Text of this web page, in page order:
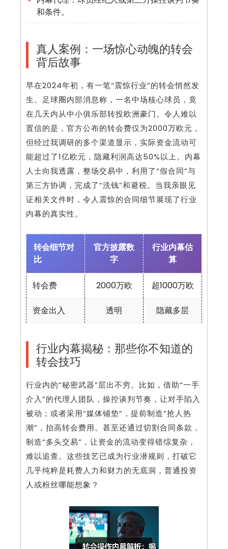
和条件。
真人案例：一场惊心动魄的转会
背后故事
早在2024年初，有一笔“震惊行业”的转会悄然发
生。足球圈内部消息称，一名中场核心球员，竟
在几天内从中小俱乐部转投欧洲豪门。令人难以
置信的是，官方公布的转会费仅为2000万欧元，
但经过我调研的多个渠道显示，实际资金流动可
能超过了1亿欧元，隐藏利润高达50%以上。内幕
人士向我透露，整场交易中，利用了“假合同”与
第三方协调，完成了“洗钱”和避税。当我亲眼见
证相关文件时，令人震惊的合同细节展现了行业
内幕的真实性。
转会细节对
比
官方披露数
字
行业内幕估
算
转会费 2000万欧 超1000万欧
资金出入 透明 隐藏多层
行业内幕揭秘：那些你不知道的
转会技巧
行业内的“秘密武器”层出不穷。比如，借助“一手
介入”的代理人团队，操控谈判节奏，让对手陷入
被动；或者采用“媒体铺垫”，提前制造“抢人热
潮”，抬高转会费用。甚至还通过切割合同条款，
制造“多头交易”，让资金的流动变得错综复杂，
难以追查。这些技艺已成为行业潜规则，打破它
几乎纯粹是耗费人力和财力的无底洞，普通投资
人或粉丝哪能想象？